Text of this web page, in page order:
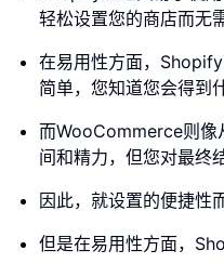
轻松设置您的商店而无
在易用性方面，
简单，您知道您会得到
而WooCommerce则像
间和精力，但您对最终
因此，就设置的便捷性
但是在易用性方面，